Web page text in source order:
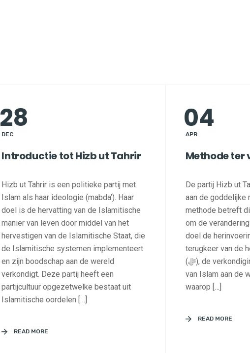
28
DEC
Introductie tot Hizb ut Tahrir
Hizb ut Tahrir is een politieke partij met
Islam als haar ideologie (mabda’). Haar
doel is de hervatting van de Islamitische
manier van leven door middel van het
hervestigen van de Islamitische Staat, die
de Islamitische systemen implementeert
en zijn boodschap aan de wereld
verkondigt. Deze partij heeft een
partijcultuur opgezetwelke bestaat uit
Islamitische oordelen […]
READ MORE
04
APR
Methode ter
De partij Hizb ut
aan de goddelijke
methode betreft
om de
doel de
terugkeer van de
(ﷻ), de verkondiging van de boodschap
van Islam aan de
waarop […]
READ MORE